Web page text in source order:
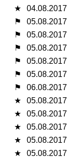
★
04.08.2017
⚑
05.08.2017
⚑
05.08.2017
⚑
05.08.2017
⚑
05.08.2017
⚑
05.08.2017
⚑
06.08.2017
★
05.08.2017
★
05.08.2017
★
05.08.2017
★
05.08.2017
★
05.08.2017